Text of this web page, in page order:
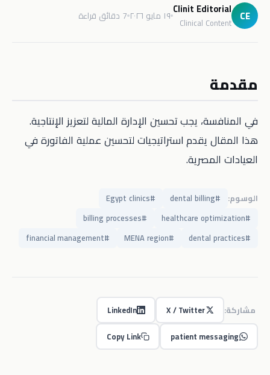
CE
Clinit Editorial
Clinical Content ١٩ مايو ٢٠٢٦ 7 دقائق قراءة
مقدمة
في المنافسة، يجب تحسين الإدارة المالية لتعزيز الإنتاجية.
هذا المقال يقدم استراتيجيات لتحسين عملية الفاتورة في
العيادات المصرية.
الوسوم: #
dental billing
#
Egypt clinics
#
healthcare optimization
#
billing processes
#
dental practices
#
MENA region
#
financial management
مشاركة: X / Twitter
LinkedIn
patient messaging
Copy Link